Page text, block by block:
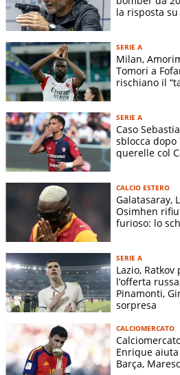
la risposta
SERIE A
Milan,
Tomori a
rischiano il
SERIE A
Caso
sblocca dopo
querelle col
CALCIO ESTERO
Galatasaray,
Osimhen
furioso: lo
SERIE A
Lazio,
l’offerta
Pinamonti,
sorpresa
CALCIOMERCATO
Enrique
Barça,